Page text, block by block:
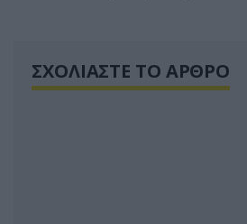
ΣΧΟΛΙΑΣΤΕ ΤΟ ΑΡΘΡΟ